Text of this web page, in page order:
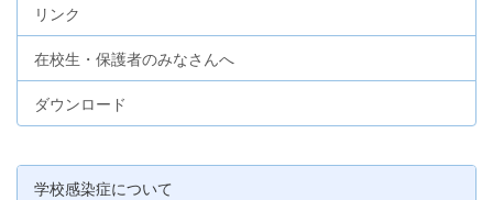
リンク
在校生・保護者のみなさんへ
ダウンロード
学校感染症について